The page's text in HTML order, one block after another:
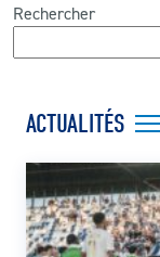
Rechercher
ACTUALITÉS